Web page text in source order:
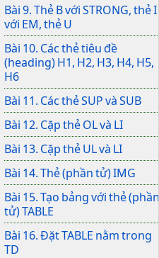
Bài 9. Thẻ B với STRONG, thẻ I
với EM, thẻ U
Bài 10. Các thẻ tiêu đề
(heading) H1, H2, H3, H4, H5,
H6
Bài 11. Các thẻ SUP và SUB
Bài 12. Cặp thẻ OL và LI
Bài 13. Cặp thẻ UL và LI
Bài 14. Thẻ (phần tử) IMG
Bài 15. Tạo bảng với thẻ (phần
tử) TABLE
Bài 16. Đặt TABLE nằm trong
TD